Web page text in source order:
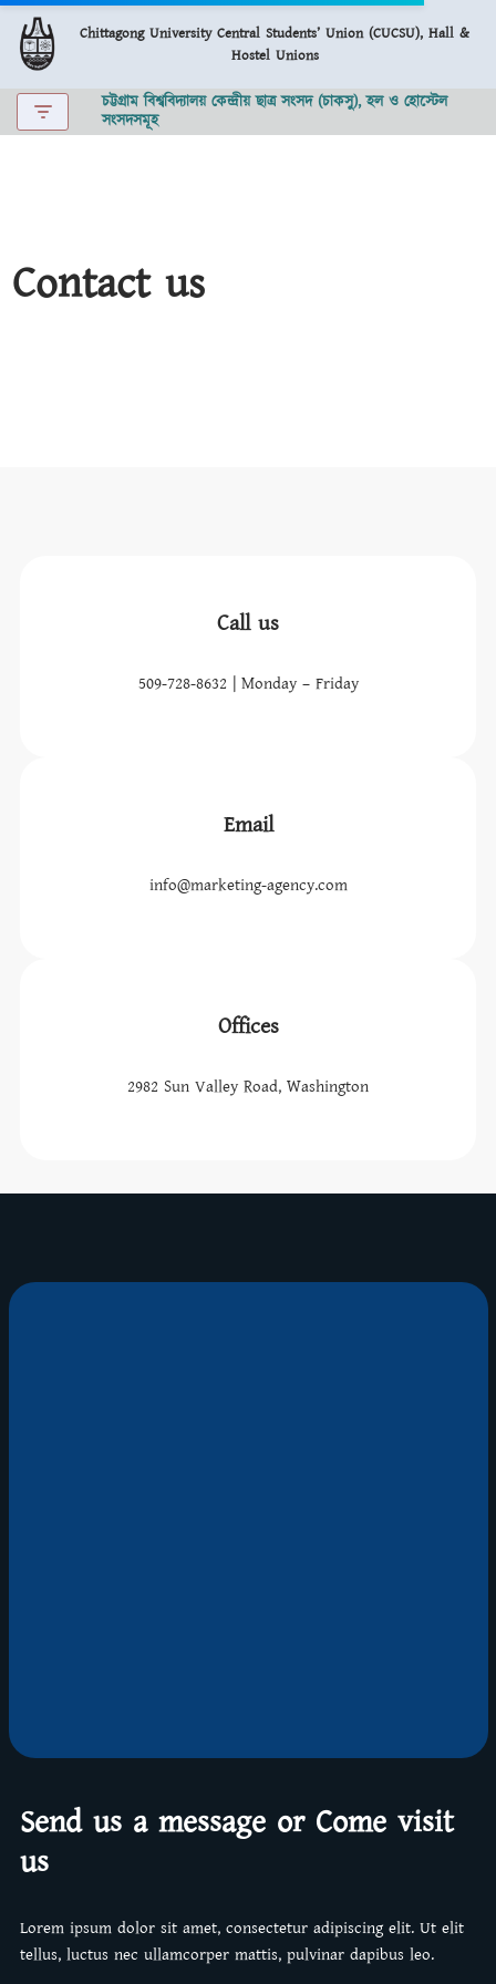
Skip
content
Chittagong University Central Students’ Union (CUCSU), Hall &
Hostel Unions
চট্টগ্রাম বিশ্ববিদ্যালয় কেন্দ্রীয় ছাত্র সংসদ (চাকসু), হল ও হোস্টেল
সংসদসমূহ
Contact us
Call us
509-728-8632 | Monday – Friday
Email
info@marketing-agency.com
Offices
2982 Sun Valley Road, Washington
Send us a message or Come visit
us
Lorem ipsum dolor sit amet, consectetur adipiscing elit. Ut elit
tellus, luctus nec ullamcorper mattis, pulvinar dapibus leo.